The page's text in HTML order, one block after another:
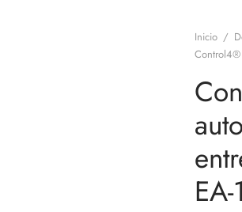
Inicio /
Control4®